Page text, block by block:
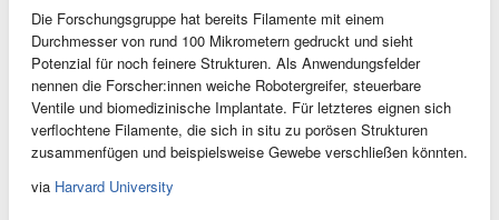
Die Forschungsgruppe hat bereits Filamente mit einem
Durchmesser von rund 100 Mikrometern gedruckt und sieht
Potenzial für noch feinere Strukturen. Als Anwendungsfelder
nennen die Forscher:innen weiche Robotergreifer, steuerbare
Ventile und biomedizinische Implantate. Für letzteres eignen sich
verflochtene Filamente, die sich in situ zu porösen Strukturen
zusammenfügen und beispielsweise Gewebe verschließen könnten.
via Harvard University